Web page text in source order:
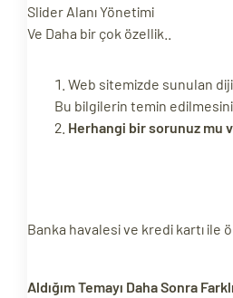
Slider Alanı Yönetimi
Ve Daha bir çok özellik..
Web sitemizde sunulan
Bu bilgilerin temin
Herhangi bir sorunuz mu
Banka havalesi ve kredi kartı ile
Aldığım Temayı Daha Sonra